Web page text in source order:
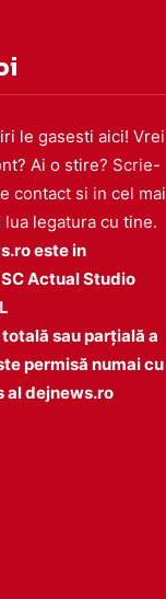
le gasesti aici! Vrei
Ai o stire? Scrie-
contact si in cel mai
legatura cu tine.
este in
Actual Studio
sau parțială a
permisă numai cu
al dejnews.ro